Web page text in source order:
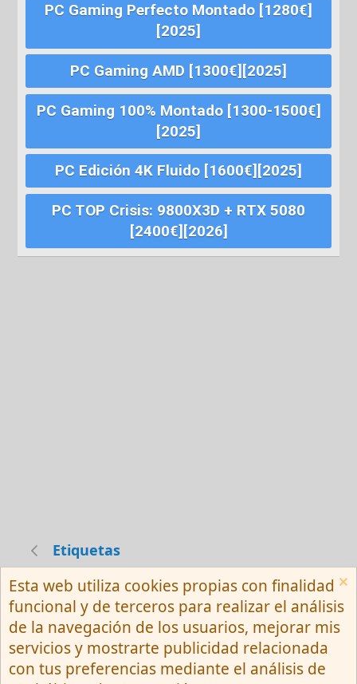
PC Gaming Perfecto Montado [1280€]
[2025]
PC Gaming AMD [1300€][2025]
PC Gaming 100% Montado [1300-1500€]
[2025]
PC Edición 4K Fluido [1600€][2025]
PC TOP Crisis: 9800X3D + RTX 5080
[2400€][2026]
Etiquetas
Español (Neutro) Tu
Contactarnos
Términos y reglas
Privacy policy
Ayuda
R
S
S
Community platform by XenForo ® © 2010-
Esta web utiliza cookies propias con finalidad
funcional y de terceros para realizar el análisis
de la navegación de los usuarios, mejorar mis
servicios y mostrarte publicidad relacionada
con tus preferencias mediante el análisis de